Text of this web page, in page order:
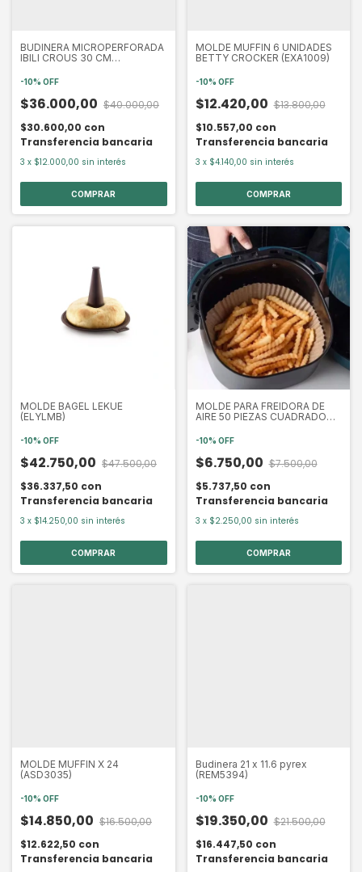
BUDINERA MICROPERFORADA
IBILI CROUS 30 CM
-10% OFF
$36.000,00 $40.000,00
$30.600,00 con
Transferencia bancaria
3 x $12.000,00 sin interés
MOLDE MUFFIN 6 UNIDADES
BETTY CROCKER (EXA1009)
-10% OFF
$12.420,00 $13.800,00
$10.557,00 con
Transferencia bancaria
3 x $4.140,00 sin interés
MOLDE BAGEL LEKUE
(ELYLMB)
-10% OFF
$42.750,00 $47.500,00
$36.337,50 con
Transferencia bancaria
3 x $14.250,00 sin interés
MOLDE PARA FREIDORA DE
AIRE 50 PIEZAS CUADRADO
-10% OFF
$6.750,00 $7.500,00
$5.737,50 con
Transferencia bancaria
3 x $2.250,00 sin interés
MOLDE MUFFIN X 24
(ASD3035)
-10% OFF
$14.850,00 $16.500,00
$12.622,50 con
Transferencia bancaria
Budinera 21 x 11.6 pyrex
(REM5394)
-10% OFF
$19.350,00 $21.500,00
$16.447,50 con
Transferencia bancaria